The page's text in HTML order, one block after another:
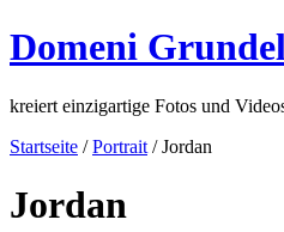
Domeni
kreiert einzigartige Fotos und
Startseite /Portrait / Jordan
Jordan